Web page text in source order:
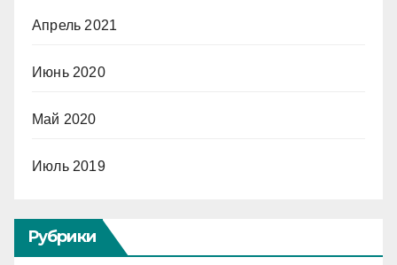
Апрель 2021
Июнь 2020
Май 2020
Июль 2019
Рубрики